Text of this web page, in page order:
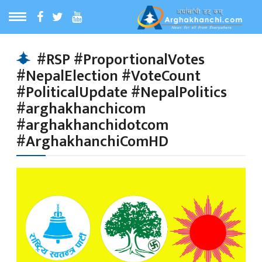
MENU
समाचार
समाचार
#RSP #ProportionalVotes
#NepalElection #VoteCount
#PoliticalUpdate #NepalPolitics
#arghakhanchicom
#arghakhanchidotcom
#ArghakhanchiComHD